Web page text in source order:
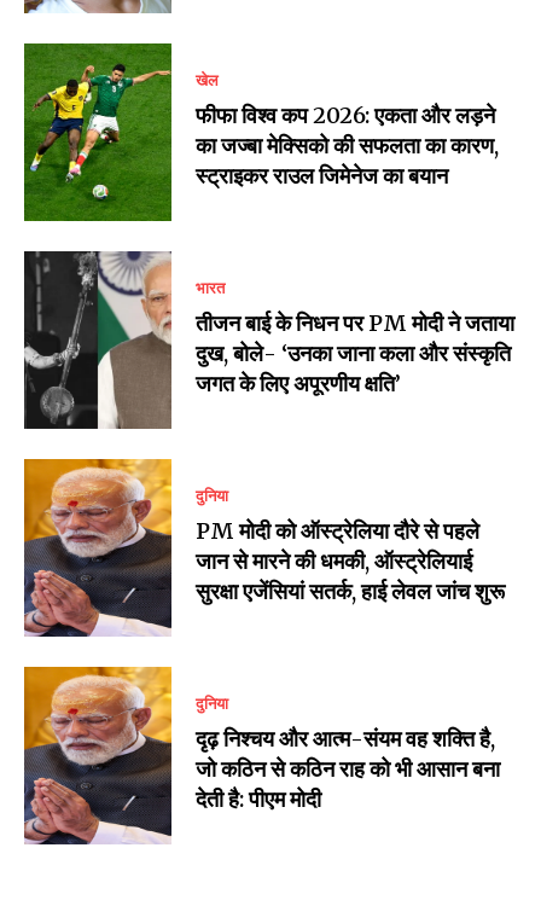
खेल
फीफा विश्व कप 2026: एकता और लड़ने
का जज्बा मेक्सिको की सफलता का कारण,
स्ट्राइकर राउल जिमेनेज का बयान
भारत
तीजन बाई के निधन पर PM मोदी ने जताया
दुख, बोले- ‘उनका जाना कला और संस्कृति
जगत के लिए अपूरणीय क्षति’
दुनिया
PM मोदी को ऑस्ट्रेलिया दौरे से पहले
जान से मारने की धमकी, ऑस्ट्रेलियाई
सुरक्षा एजेंसियां सतर्क, हाई लेवल जांच शुरू
दुनिया
दृढ़ निश्चय और आत्म-संयम वह शक्ति है,
जो कठिन से कठिन राह को भी आसान बना
देती है: पीएम मोदी